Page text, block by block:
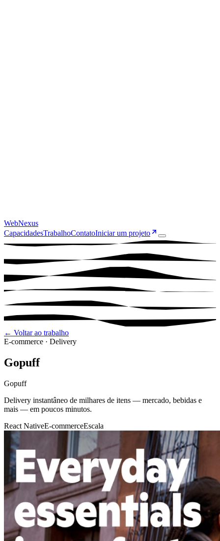
WebNexus
CapacidadesTrabalhoContatoIniciar um projeto
← Voltar ao trabalho
E-commerce · Delivery
Gopuff
Gopuff
Delivery instantâneo de milhares de itens — mercado, bebidas e
mais — em poucos minutos.
React NativeE-commerceEscala